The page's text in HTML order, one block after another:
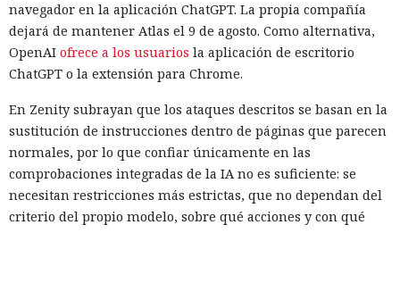
navegador en la aplicación ChatGPT. La propia compañía
dejará de mantener Atlas el 9 de agosto. Como alternativa,
OpenAI ofrece a los usuarios la aplicación de escritorio
ChatGPT o la extensión para Chrome.
En Zenity subrayan que los ataques descritos se basan en la
sustitución de instrucciones dentro de páginas que parecen
normales, por lo que confiar únicamente en las
comprobaciones integradas de la IA no es suficiente: se
necesitan restricciones más estrictas, que no dependan del
criterio del propio modelo, sobre qué acciones y con qué